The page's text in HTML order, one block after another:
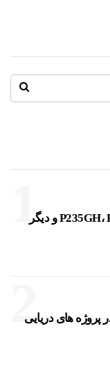
1
مقایسه جامع گریدهای P235GH، P355GH، P460NL1 و دیگر
2
برای خرید و استفاده از آلیاژ ۷۰۷۵ در پروژه های دریایی